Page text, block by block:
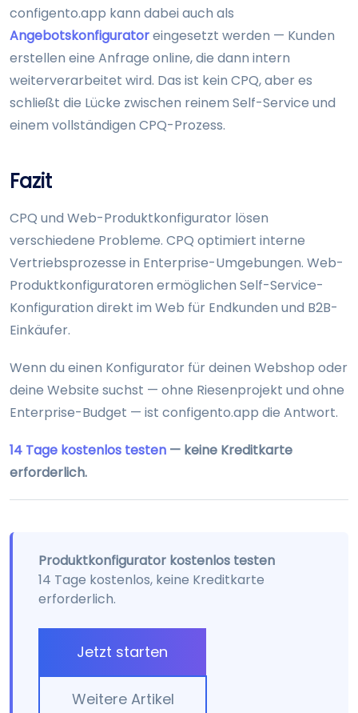
configento.app kann dabei auch als
Angebotskonfiguratoreingesetzt werden — Kunden
erstellen eine Anfrage online, die dann intern
weiterverarbeitet wird. Das ist kein CPQ, aber es
schließt die Lücke zwischen reinem Self-Service und
einem vollständigen CPQ-Prozess.
Fazit
CPQ und Web-Produktkonfigurator lösen
verschiedene Probleme. CPQ optimiert interne
Vertriebsprozesse in Enterprise-Umgebungen. Web-
Produktkonfiguratoren ermöglichen Self-Service-
Konfiguration direkt im Web für Endkunden und B2B-
Einkäufer.
Wenn du einen Konfigurator für deinen Webshop oder
deine Website suchst — ohne Riesenprojekt und ohne
Enterprise-Budget — ist configento.app die Antwort.
14 Tage kostenlos testen — keine Kreditkarte
erforderlich.
Produktkonfigurator kostenlos testen
14 Tage kostenlos, keine Kreditkarte
erforderlich.
Jetzt starten
Weitere Artikel